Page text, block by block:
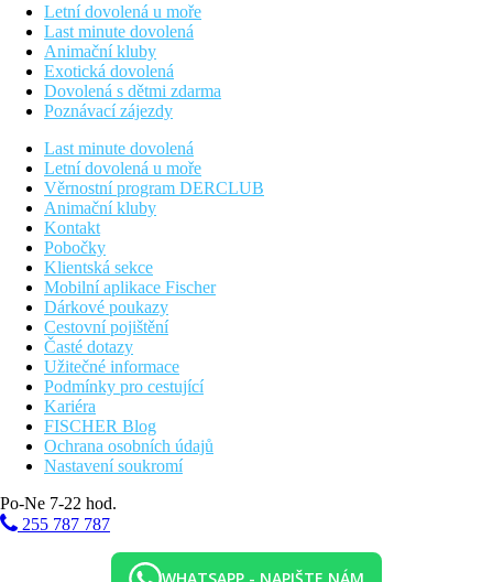
Letní dovolená u moře
Last minute dovolená
Animační kluby
Exotická dovolená
Dovolená s dětmi zdarma
Poznávací zájezdy
Last minute dovolená
Letní dovolená u moře
Věrnostní program DERCLUB
Animační kluby
Kontakt
Pobočky
Klientská sekce
Mobilní aplikace Fischer
Dárkové poukazy
Cestovní pojištění
Časté dotazy
Užitečné informace
Podmínky pro cestující
Kariéra
FISCHER Blog
Ochrana osobních údajů
Nastavení soukromí
Po-Ne 7-22 hod.
255 787 787